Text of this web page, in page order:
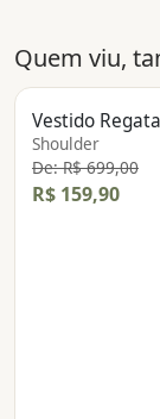
Quem viu,
Vestido
Shoulder
De: R$ 699,00
R$ 159,90